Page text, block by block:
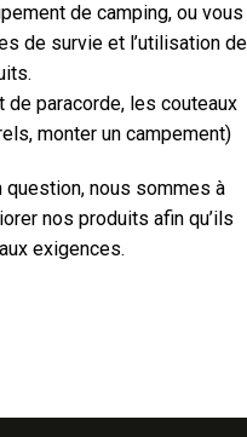
de camping, ou vous
de survie et l’utilisation de
de paracorde, les couteaux
monter un campement)
nous sommes à
nos produits afin qu’ils
exigences.